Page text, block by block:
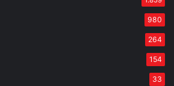
980
264
154
33